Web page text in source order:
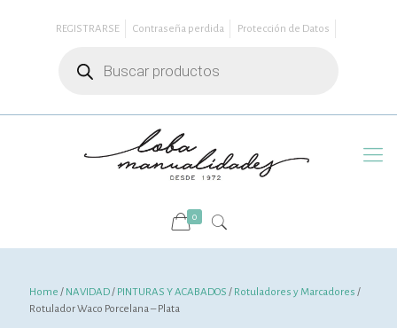
REGISTRARSE Contraseña perdida
Protección de Datos
productos
0
Home / NAVIDAD/ PINTURAS Y ACABADOS / Rotuladores y Marcadores /
Rotulador Waco Porcelana – Plata